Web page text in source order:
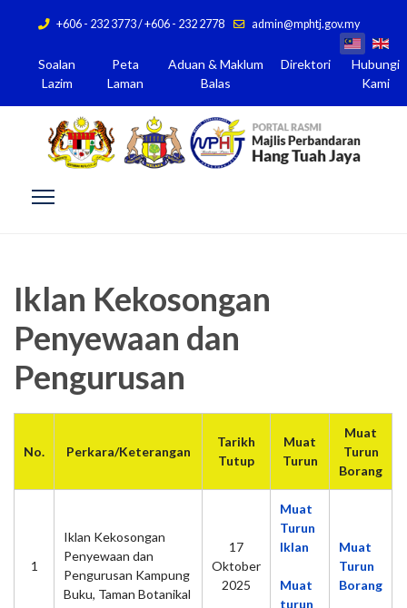
+606 - 232 3773 / +606 - 232 2778 admin@mphtj.gov.my
Soalan
Lazim
Peta
Laman
Aduan & Maklum
Balas
Direktori
Hubungi
Kami
Iklan Kekosongan
Penyewaan dan
Pengurusan
No. Perkara/Keterangan
Tarikh
Tutup
Muat
Turun
Muat
Turun
Borang
1
Iklan Kekosongan
Penyewaan dan
Pengurusan Kampung
Buku, Taman Botanikal
17
Oktober
2025
Muat
Turun
Iklan
Muat
turun
Muat
Turun
Borang